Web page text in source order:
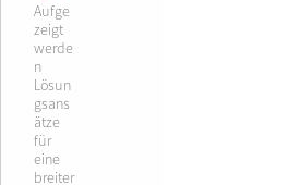
Aufge
zeigt
werde
n
Lösun
gsans
ätze
für
eine
breiter